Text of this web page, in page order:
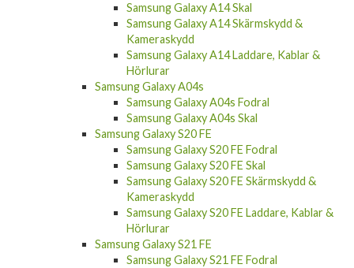
Samsung Galaxy A14 Skal
Samsung Galaxy A14 Skärmskydd &
Kameraskydd
Samsung Galaxy A14 Laddare, Kablar &
Hörlurar
Samsung Galaxy A04s
Samsung Galaxy A04s Fodral
Samsung Galaxy A04s Skal
Samsung Galaxy S20 FE
Samsung Galaxy S20 FE Fodral
Samsung Galaxy S20 FE Skal
Samsung Galaxy S20 FE Skärmskydd &
Kameraskydd
Samsung Galaxy S20 FE Laddare, Kablar &
Hörlurar
Samsung Galaxy S21 FE
Samsung Galaxy S21 FE Fodral